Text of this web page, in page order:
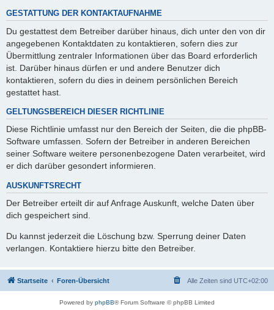
GESTATTUNG DER KONTAKTAUFNAHME
Du gestattest dem Betreiber darüber hinaus, dich unter den von dir
angegebenen Kontaktdaten zu kontaktieren, sofern dies zur
Übermittlung zentraler Informationen über das Board erforderlich
ist. Darüber hinaus dürfen er und andere Benutzer dich
kontaktieren, sofern du dies in deinem persönlichen Bereich
gestattet hast.
GELTUNGSBEREICH DIESER RICHTLINIE
Diese Richtlinie umfasst nur den Bereich der Seiten, die die phpBB-
Software umfassen. Sofern der Betreiber in anderen Bereichen
seiner Software weitere personenbezogene Daten verarbeitet, wird
er dich darüber gesondert informieren.
AUSKUNFTSRECHT
Der Betreiber erteilt dir auf Anfrage Auskunft, welche Daten über
dich gespeichert sind.
Du kannst jederzeit die Löschung bzw. Sperrung deiner Daten
verlangen. Kontaktiere hierzu bitte den Betreiber.
Startseite Foren-Übersicht Alle Zeiten sind UTC+02:00
Powered by phpBB® Forum Software © phpBB Limited